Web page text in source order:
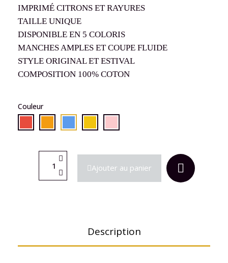
IMPRIMÉ CITRONS ET RAYURES
TAILLE UNIQUE
DISPONIBLE EN 5 COLORIS
MANCHES AMPLES ET COUPE FLUIDE
STYLE ORIGINAL ET ESTIVAL
COMPOSITION 100% COTON
Couleur
Ajouter au panier
Description